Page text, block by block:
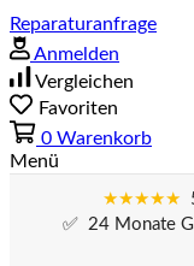
Reparaturanfrage
Anmelden
Vergleichen
Favoriten
0 Warenkorb
Menü
★★★★★
✅ 24 Monate